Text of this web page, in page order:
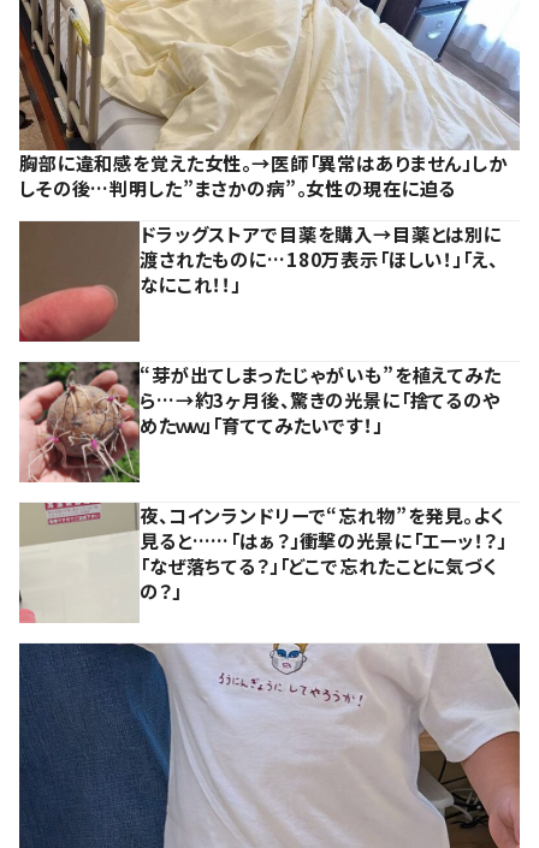
胸部に違和感を覚えた女性。→医師「異常はありません」しか
しその後…判明した”まさかの病”。女性の現在に迫る
ドラッグストアで目薬を購入→目薬とは別に
渡されたものに…180万表示「ほしい！」「え、
なにこれ！！」
“芽が出てしまったじゃがいも”を植えてみた
ら…→約3ヶ月後、驚きの光景に「捨てるのや
めたｗｗ」「育ててみたいです！」
夜、コインランドリーで“忘れ物”を発見。よく
見ると……「はぁ？」衝撃の光景に「エーッ！？」
「なぜ落ちてる？」「どこで忘れたことに気づく
の？」